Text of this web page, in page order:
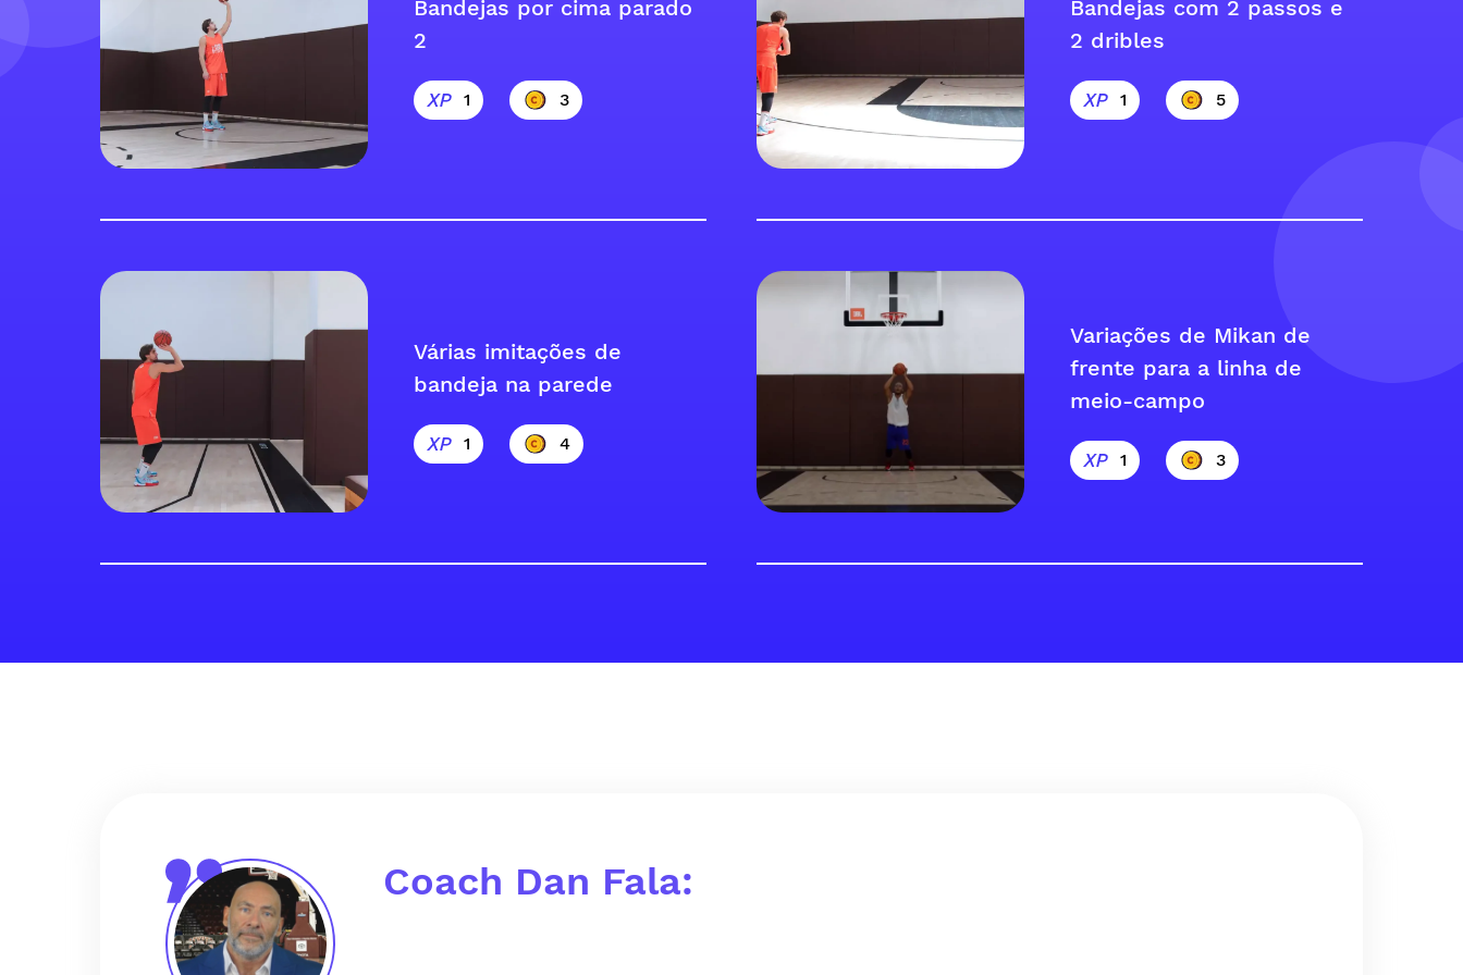
Bandejas por cima parado
2
1 3
Bandejas com 2 passos e
2 dribles
1 5
Várias imitações de
bandeja na parede
1 4
Variações de Mikan de
frente para a linha de
meio-campo
1 3
Coach Dan Fala: